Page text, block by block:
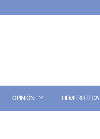
OPINIÓN HEMEROTECA